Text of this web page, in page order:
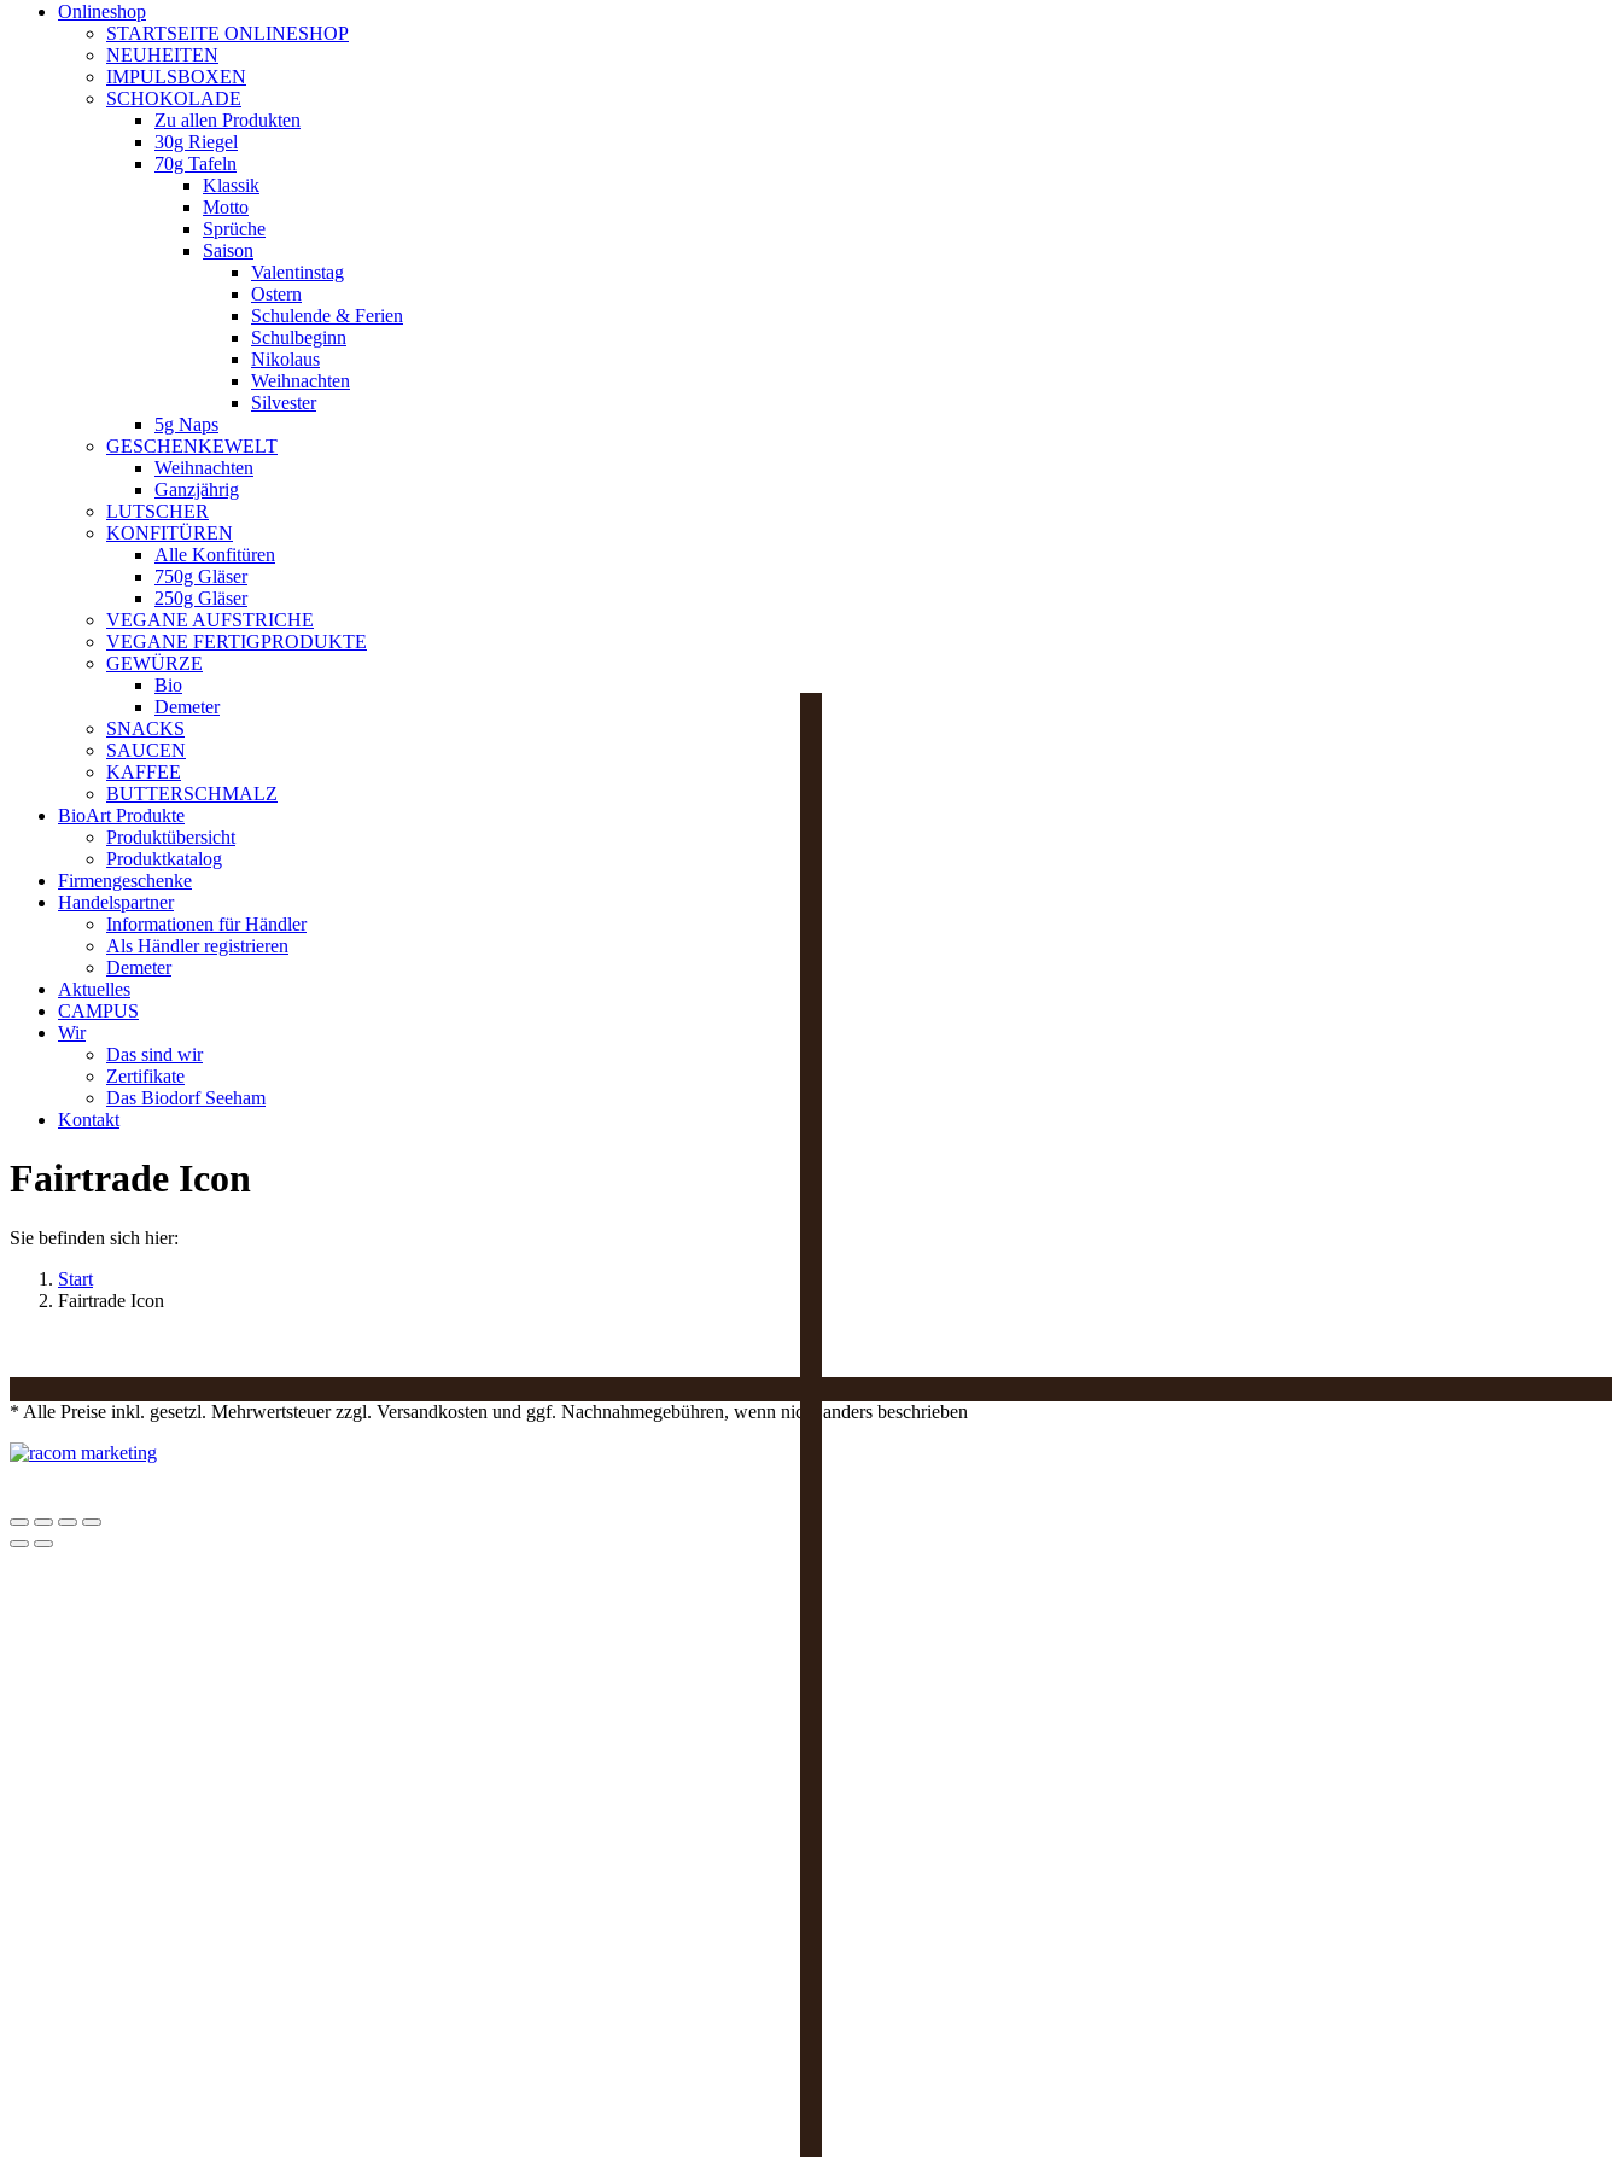
Onlineshop
STARTSEITE ONLINESHOP
NEUHEITEN
IMPULSBOXEN
SCHOKOLADE
Zu allen Produkten
30g Riegel
70g Tafeln
Klassik
Motto
Sprüche
Saison
Valentinstag
Ostern
Schulende & Ferien
Schulbeginn
Nikolaus
Weihnachten
Silvester
5g Naps
GESCHENKEWELT
Weihnachten
Ganzjährig
LUTSCHER
KONFITÜREN
Alle Konfitüren
750g Gläser
250g Gläser
VEGANE AUFSTRICHE
VEGANE FERTIGPRODUKTE
GEWÜRZE
Bio
Demeter
SNACKS
SAUCEN
KAFFEE
BUTTERSCHMALZ
BioArt Produkte
Produktübersicht
Produktkatalog
Firmengeschenke
Handelspartner
Informationen für Händler
Als Händler registrieren
Demeter
Aktuelles
CAMPUS
Wir
Das sind wir
Zertifikate
Das Biodorf Seeham
Kontakt
Fairtrade Icon
Sie befinden sich hier:
Start
Fairtrade Icon
* Alle Preise inkl. gesetzl. Mehrwertsteuer zzgl. Versandkosten und ggf. Nachnahmegebühren, wenn nicht anders beschrieben